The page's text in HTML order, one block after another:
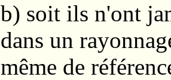
b) soit ils n'ont
dans un
même de